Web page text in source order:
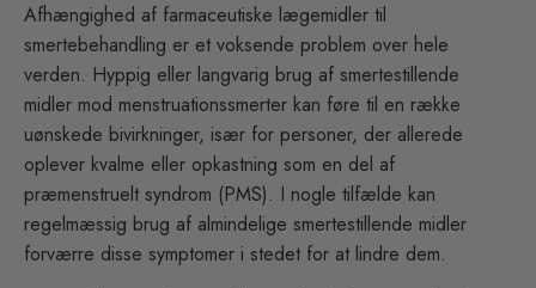
Afhængighed af farmaceutiske lægemidler til
smertebehandling er et voksende problem over hele
verden. Hyppig eller langvarig brug af smertestillende
midler mod menstruationssmerter kan føre til en række
uønskede bivirkninger, især for personer, der allerede
oplever kvalme eller opkastning som en del af
præmenstruelt syndrom (PMS). I nogle tilfælde kan
regelmæssig brug af almindelige smertestillende midler
forværre disse symptomer i stedet for at lindre dem.